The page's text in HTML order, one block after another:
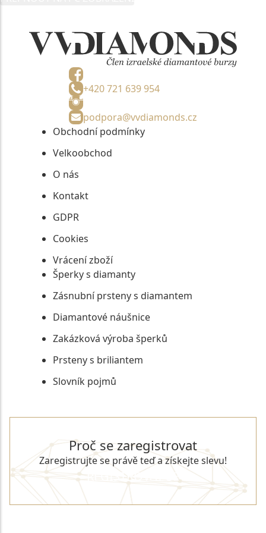
+420 721 639 954
podpora@vvdiamonds.cz
Obchodní podmínky
Velkoobchod
O nás
Kontakt
GDPR
Cookies
Vrácení zboží
Šperky s diamanty
Zásnubní prsteny s diamantem
Diamantové náušnice
Zakázková výroba šperků
Prsteny s briliantem
Slovník pojmů
Proč se zaregistrovat
Zaregistrujte se právě teď a získejte slevu!
REGISTROVAT SE